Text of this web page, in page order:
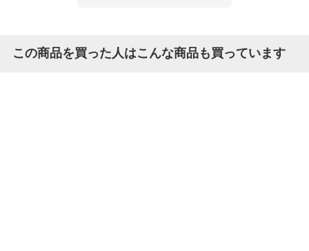
この商品を買った人はこんな商品も買っています